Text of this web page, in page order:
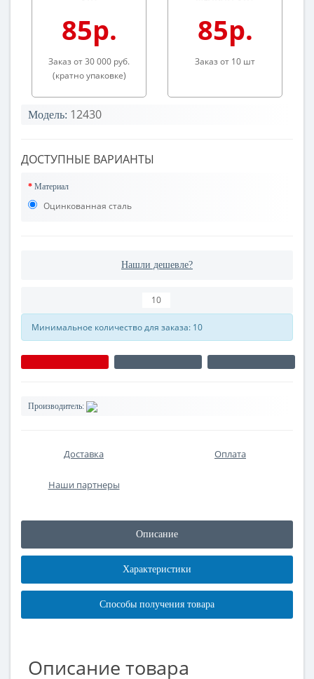
85р.
Заказ от 30 000 руб.
(кратно упаковке)
85р.
Заказ от 10 шт
Модель: 12430
ДОСТУПНЫЕ ВАРИАНТЫ
Материал
Оцинкованная сталь
Нашли дешевле?
Минимальное количество для заказа: 10
Производитель:
Доставка Оплата
Наши партнеры
Описание
Характеристики
Способы получения товара
Описание товара